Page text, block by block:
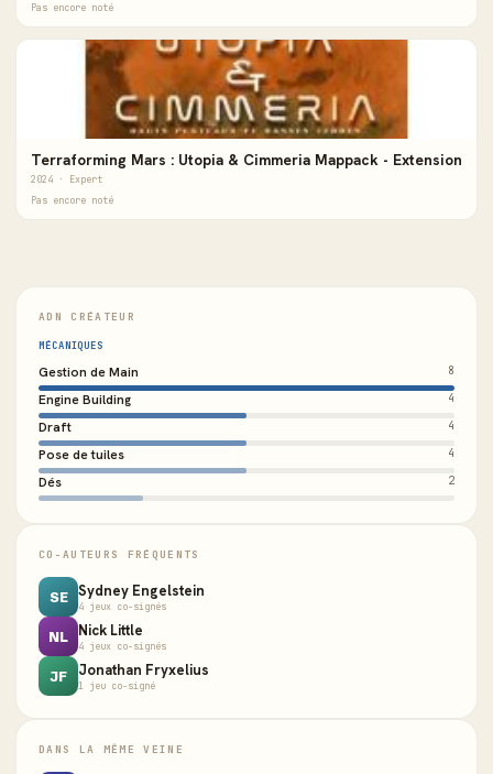
Pas encore noté
Terraforming Mars : Utopia & Cimmeria Mappack - Extension
2024 · Expert
Pas encore noté
ADN CRÉATEUR
MÉCANIQUES
Gestion de Main 8
Engine Building 4
Draft 4
Pose de tuiles 4
Dés 2
CO-AUTEURS FRÉQUENTS
SE Sydney Engelstein
4 jeux co-signés
NL Nick Little
4 jeux co-signés
JF Jonathan Fryxelius
1 jeu co-signé
DANS LA MÊME VEINE